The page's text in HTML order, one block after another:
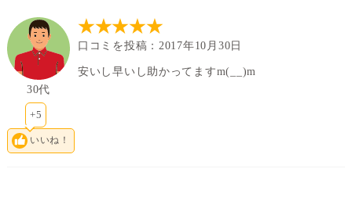
30代
★★★★★
口コミを投稿：2017年10月30日
安いし早いし助かってますm(__)m
いいね！
+5